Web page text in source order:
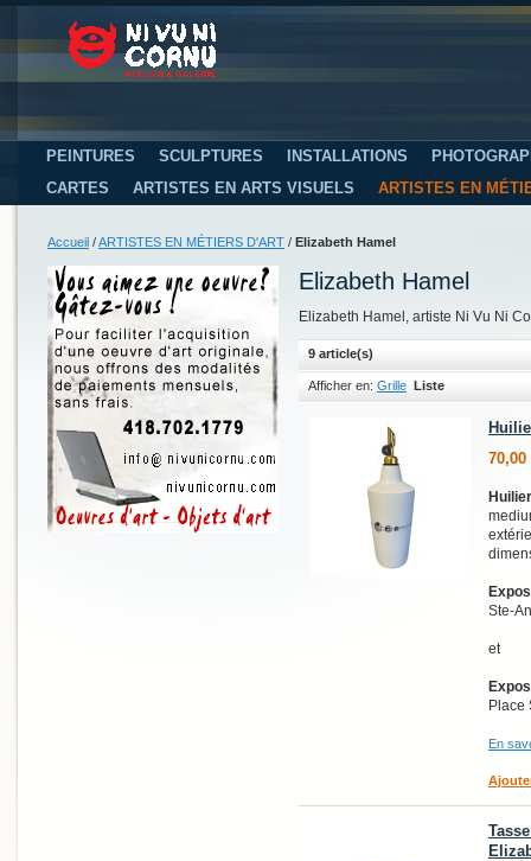
PEINTURES SCULPTURES INSTALLATIONS
CARTES
ARTISTES EN ARTS VISUELS ARTISTES EN
Accueil /ARTISTES EN MÉTIERS D'ART / Elizabeth Hamel
Elizabeth Hamel
Elizabeth Hamel, artiste Ni Vu Ni
9 article(s)
Afficher en: Grille Liste
70,00
Huilier
Ste-
et
Place
En